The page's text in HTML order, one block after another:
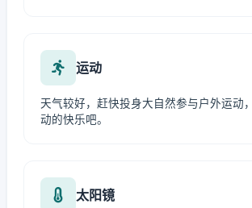
运动
天气较好，赶快投身大自然参与户外运动
动的快乐吧。
太阳镜